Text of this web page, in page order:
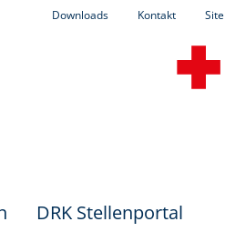
Downloads Kontakt
DRK Stellenportal